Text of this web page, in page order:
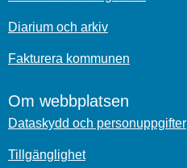
Diarium och arkiv
Fakturera kommunen
Om webbplatsen
Dataskydd och personuppgifter
Tillgänglighet